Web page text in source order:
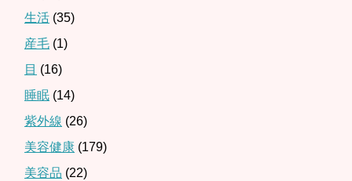
生活 (35)
産毛 (1)
目 (16)
睡眠 (14)
紫外線 (26)
美容健康 (179)
美容品 (22)